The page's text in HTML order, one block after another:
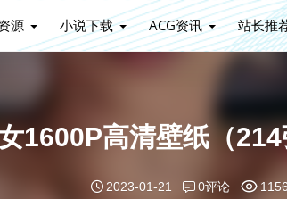
源 小说下载 ACG资讯 站长推
1600P高清壁纸（
2023-01-21 0评论